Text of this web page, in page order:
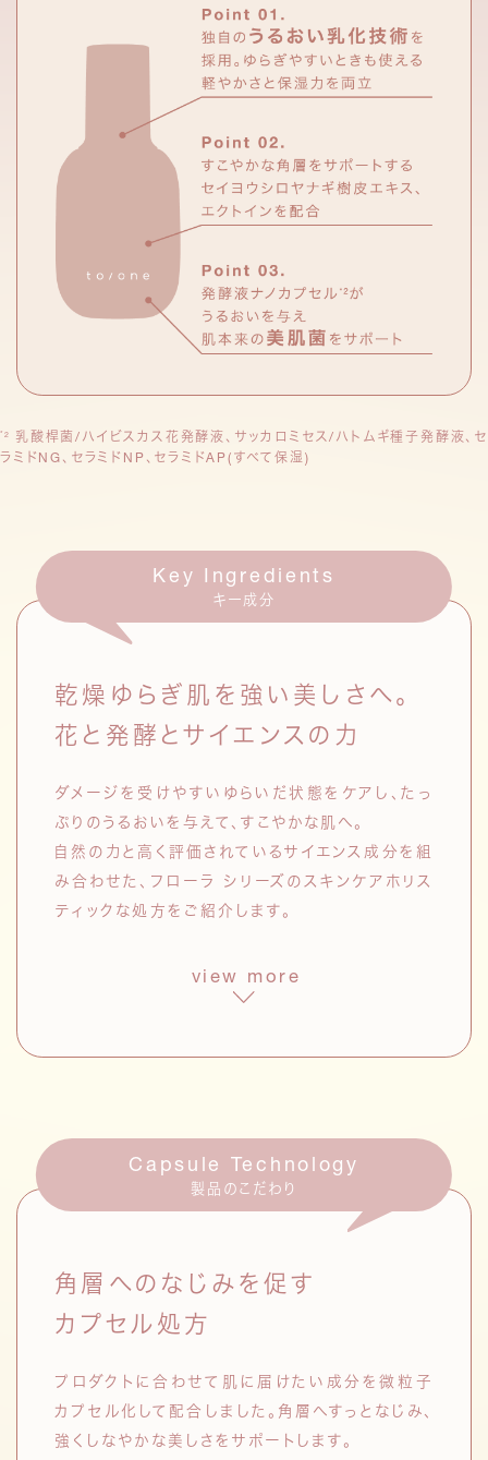
*2 乳酸桿菌/ハイビスカス花発酵液、サッカロミセス/ハトムギ種子発酵液、 セ
ラミドNG、セラミドNP、セラミドAP(すべて保湿)
Key Ingredients
キー成分
乾燥ゆらぎ肌を強い美しさへ。
花と発酵とサイエンスの力
ダメージを受けやすいゆらいだ状態をケアし、たっ
ぷりのうるおいを与えて、すこやかな肌へ。
自然の力と高く評価されているサイエンス成分を組
み合わせた、フローラ シリーズのスキンケアホリス
ティックな処方をご紹介します。
フローラシリーズ共通成分
アズレン、リモネン、シネオールなど
の有用成分を含有。肌あれを防ぐ。
日本で古くから肌のケアに用いられ
てきたエキス。フラボノイドを多く含
む。
シャクヤク根エキス
中国では漢方に用いられてきたシャ
クヤクのエキス。肌のうるおいを保
つ。
view more
Capsule Technology
製品のこだわり
角層へのなじみを促す
カプセル処方
プロダクトに合わせて肌に届けたい成分を微粒子
カプセル化して配合しました。角層へすっとなじみ、
強くしなやかな美しさをサポートします。